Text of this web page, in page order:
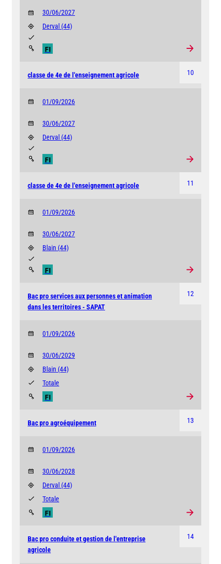
30/06/2027
Derval (44)
FI
10
classe de 4e de l'enseignement agricole
01/09/2026
30/06/2027
Derval (44)
FI
11
classe de 4e de l'enseignement agricole
01/09/2026
30/06/2027
Blain (44)
FI
12
Bac pro services aux personnes et animation
dans les territoires - SAPAT
01/09/2026
30/06/2029
Blain (44)
FI
Totale
13
Bac pro agroéquipement
01/09/2026
30/06/2028
Derval (44)
FI
Totale
14
Bac pro conduite et gestion de l'entreprise
agricole